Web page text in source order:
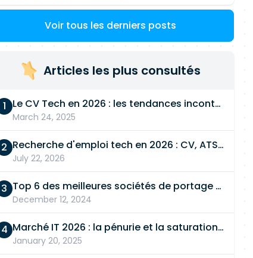
Voir tous les derniers posts
Articles les plus consultés
Le CV Tech en 2026 : les tendances incontournables
March 24, 2025
Recherche d'emploi tech en 2026 : CV, ATS, entretien… On vous dit tout
July 22, 2026
Top 6 des meilleures sociétés de portage salarial
December 12, 2024
Marché IT 2026 : la pénurie et la saturation, en même temps
January 20, 2025